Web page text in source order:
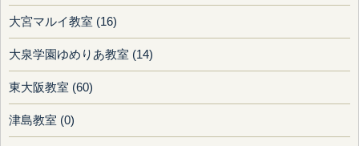
大宮マルイ教室 (16)
大泉学園ゆめりあ教室 (14)
東大阪教室 (60)
津島教室 (0)